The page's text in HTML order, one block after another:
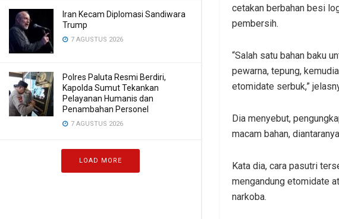
Iran Kecam Diplomasi Sandiwara
Trump
7 AGUSTUS 2026
Polres Paluta Resmi Berdiri,
Kapolda Sumut Tekankan
Pelayanan Humanis dan
Penambahan Personel
7 AGUSTUS 2026
LOAD MORE
cetakan berbahan besi
pembersih.
“Salah satu bahan baku
pewarna, tepung,
etomidate serbuk,”
Dia menyebut,
macam bahan,
Kata dia, cara pasutri
mengandung etomidate
narkoba.